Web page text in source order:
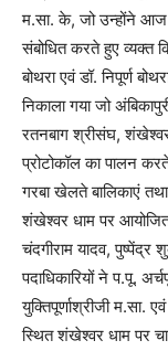
म.सा. के, जो उन्होंने आज
संबोधित करते हुए व्यक्त
बोथरा एवं डॉ. निपूर्ण
निकाला गया जो
रतनबाग श्रीसंघ,
प्रोटोकॉल का पालन
गरबा खेलते बालिकाएं
शंखेश्वर धाम पर आयोजित
चंदगीराम यादव, पुष्पेंद्र
पदाधिकारियों ने प.पू.
युक्तिपूर्णाश्रीजी म.सा.
स्थित शंखेश्वर धाम पर